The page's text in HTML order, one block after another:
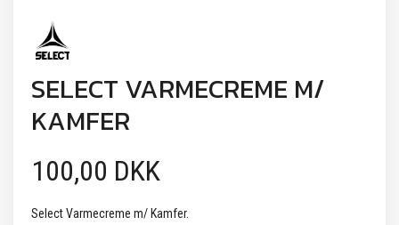
SELECT VARMECREME M/
KAMFER
100,00 DKK
Select Varmecreme m/ Kamfer.